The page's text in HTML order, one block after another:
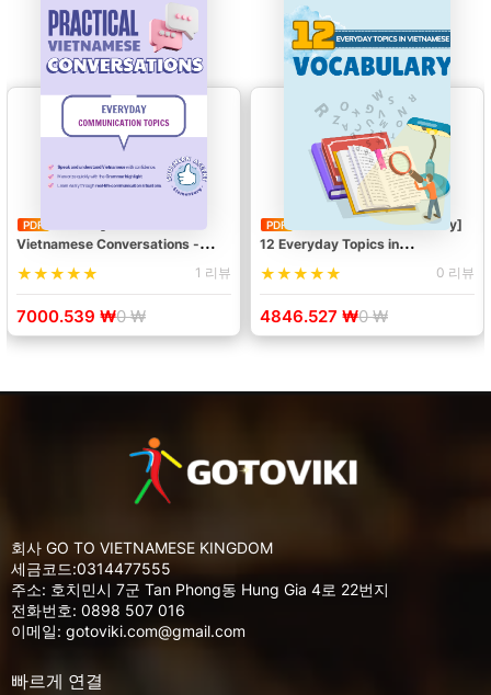
PDF
Vietnamese Conversations -
1 리뷰
7000.539 ₩0 ₩
PDF
[Vietnamese Vocabulary]
12 Everyday Topics in
0 리뷰
4846.527 ₩0 ₩
회사 GO TO VIETNAMESE KINGDOM
세금코드:0314477555
주소: 호치민시 7군 Tan Phong동 Hung Gia 4로 22번지
전화번호: 0898 507 016
이메일: gotoviki.com@gmail.com
빠르게 연결